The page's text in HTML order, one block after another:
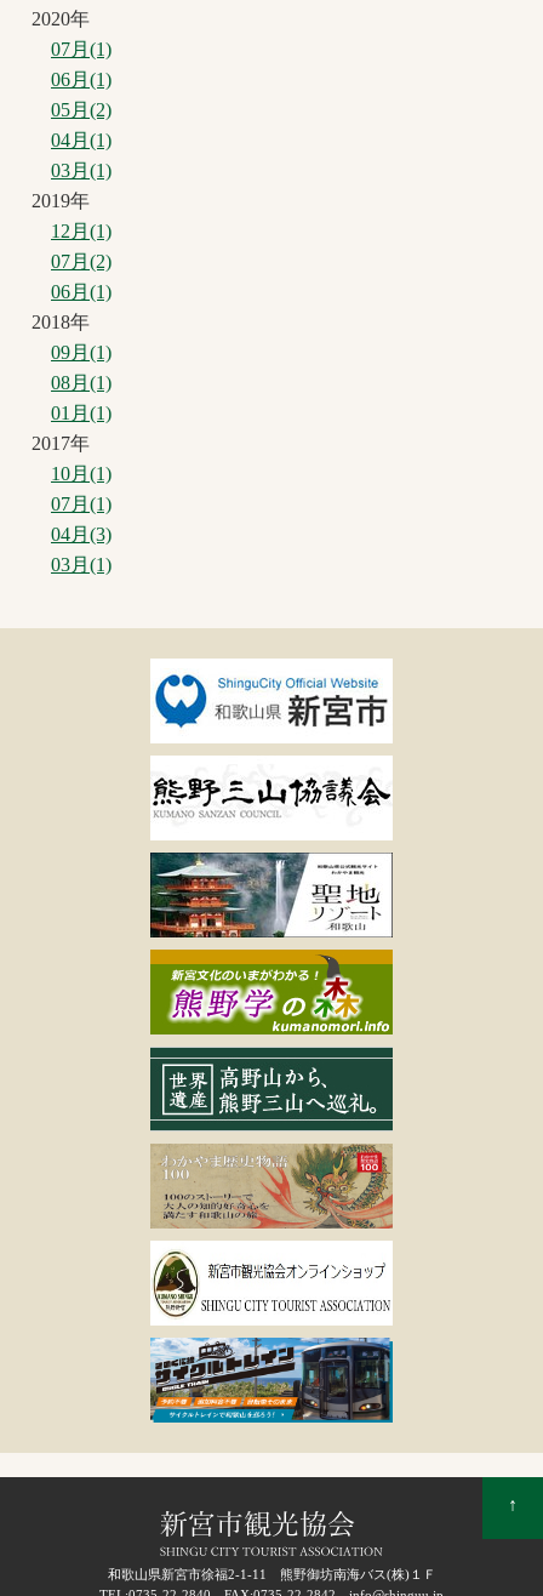
2020年
07月(1)
06月(1)
05月(2)
04月(1)
03月(1)
2019年
12月(1)
07月(2)
06月(1)
2018年
09月(1)
08月(1)
01月(1)
2017年
10月(1)
07月(1)
04月(3)
03月(1)
↑
和歌山県新宮市徐福2-1-11 熊野御坊南海バス(株)１Ｆ